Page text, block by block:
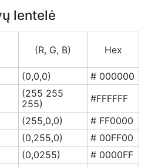
lentelė
(R, G, B) Hex
(0,0,0)
# 000000
(255 255
255)
#FFFFFF
(255,0,0)
# FF0000
(0,255,0)
# 00FF00
(0,0255)
# 0000FF